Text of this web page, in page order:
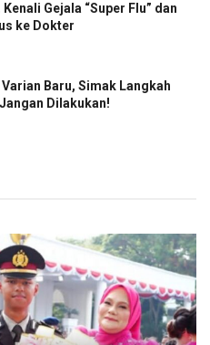
Gejala “Super Flu” dan
ke Dokter
Varian Baru, Simak Langkah
Dilakukan!